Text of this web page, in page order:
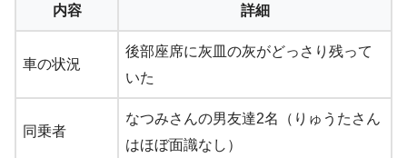
内容 詳細
車の状況
後部座席に灰皿の灰がどっさり残って
いた
同乗者
なつみさんの男友達2名（りゅうたさん
はほぼ面識なし）